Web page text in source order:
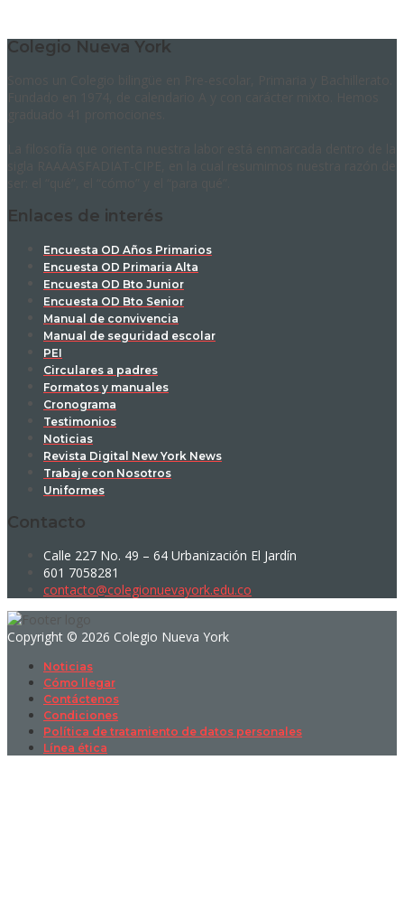
Colegio Nueva York
Enlaces de interés
Encuesta OD Años Primarios
Encuesta OD Primaria Alta
Encuesta OD Bto Junior
Encuesta OD Bto Senior
Manual de convivencia
Manual de seguridad escolar
PEI
Circulares a padres
Formatos y manuales
Cronograma
Testimonios
Noticias
Revista Digital New York News
Trabaje con Nosotros
Uniformes
Contacto
Calle 227 No. 49 – 64 Urbanización El Jardín
601 7058281
contacto@colegionuevayork.edu.co
Copyright © 2026 Colegio Nueva York
Noticias
Cómo llegar
Contáctenos
Condiciones
Política de tratamiento de datos personales
Línea ética